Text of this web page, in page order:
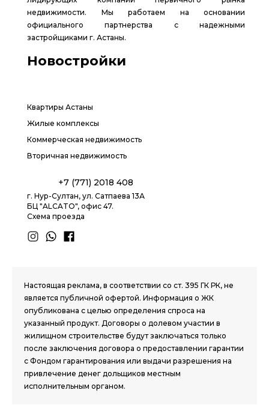
недвижимости. Мы работаем на основании
официального партнерства с надежными
застройщиками г. Астаны.
Новостройки
Квартиры Астаны
Жилые комплексы
Коммерческая недвижимость
Вторичная недвижимость
+7 (771) 2018 408
г. Нур-Султан, ул. Сатпаева 13А
БЦ "ALCATO", офис 47.
Схема проезда
Настоящая реклама, в соответствии со ст. 395 ГК РК, не
является публичной офертой. Информация о ЖК
опубликована с целью определения спроса на
указанный продукт. Договоры о долевом участии в
жилищном строительстве будут заключаться только
после заключения договора о предоставлении гарантии
с Фондом гарантирования или выдачи разрешения на
привлечение денег дольщиков местным
исполнительным органом.